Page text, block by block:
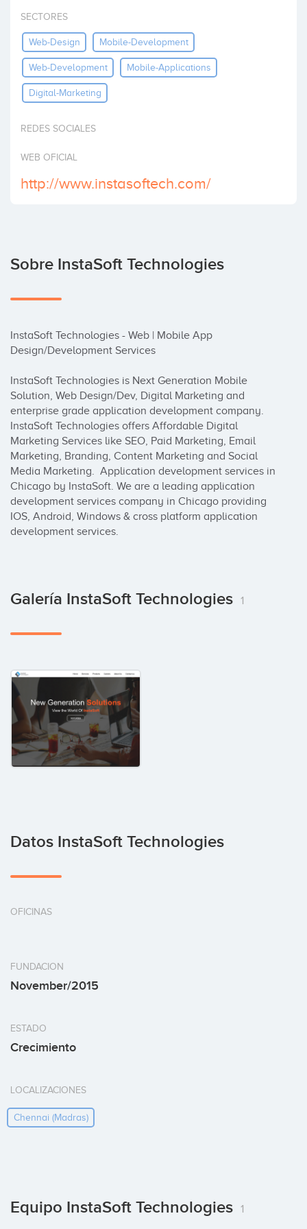
Invertir
SECTORES
Web-Design Mobile-Development
Web-Development Mobile-Applications
Digital-Marketing
REDES SOCIALES
WEB OFICIAL
http://www.instasoftech.com/
Sobre InstaSoft Technologies
InstaSoft Technologies - Web | Mobile App
Design/Development Services
InstaSoft Technologies is Next Generation Mobile
Solution, Web Design/Dev, Digital Marketing and
enterprise grade application development company.
InstaSoft Technologies offers Affordable Digital
Marketing Services like SEO, Paid Marketing, Email
Marketing, Branding, Content Marketing and Social
Media Marketing.  Application development services in
Chicago by InstaSoft. We are a leading application
development services company in Chicago providing
IOS, Android, Windows & cross platform application
development services.
Galería InstaSoft Technologies 1
Datos InstaSoft Technologies
OFICINAS
FUNDACION
November/2015
ESTADO
Crecimiento
LOCALIZACIONES
Chennai (madras)
Equipo InstaSoft Technologies 1